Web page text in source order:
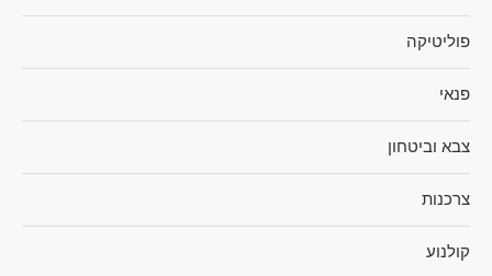
פוליטיקה
פנאי
צבא וביטחון
צרכנות
קולנוע